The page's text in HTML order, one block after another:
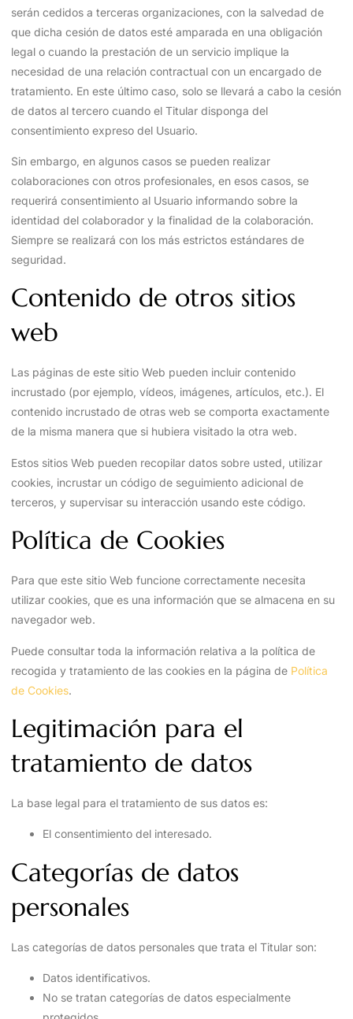
serán cedidos a terceras organizaciones, con la salvedad de
que dicha cesión de datos esté amparada en una obligación
legal o cuando la prestación de un servicio implique la
necesidad de una relación contractual con un encargado de
tratamiento. En este último caso, solo se llevará a cabo la cesión
de datos al tercero cuando el Titular disponga del
consentimiento expreso del Usuario.
Sin embargo, en algunos casos se pueden realizar
colaboraciones con otros profesionales, en esos casos, se
requerirá consentimiento al Usuario informando sobre la
identidad del colaborador y la finalidad de la colaboración.
Siempre se realizará con los más estrictos estándares de
seguridad.
Contenido de otros sitios
web
Las páginas de este sitio Web pueden incluir contenido
incrustado (por ejemplo, vídeos, imágenes, artículos, etc.). El
contenido incrustado de otras web se comporta exactamente
de la misma manera que si hubiera visitado la otra web.
Estos sitios Web pueden recopilar datos sobre usted, utilizar
cookies, incrustar un código de seguimiento adicional de
terceros, y supervisar su interacción usando este código.
Política de Cookies
Para que este sitio Web funcione correctamente necesita
utilizar cookies, que es una información que se almacena en su
navegador web.
Puede consultar toda la información relativa a la política de
recogida y tratamiento de las cookies en la página de Política
de Cookies.
Legitimación para el
tratamiento de datos
La base legal para el tratamiento de sus datos es:
El consentimiento del interesado.
Categorías de datos
personales
Las categorías de datos personales que trata el Titular son:
Datos identificativos.
No se tratan categorías de datos especialmente